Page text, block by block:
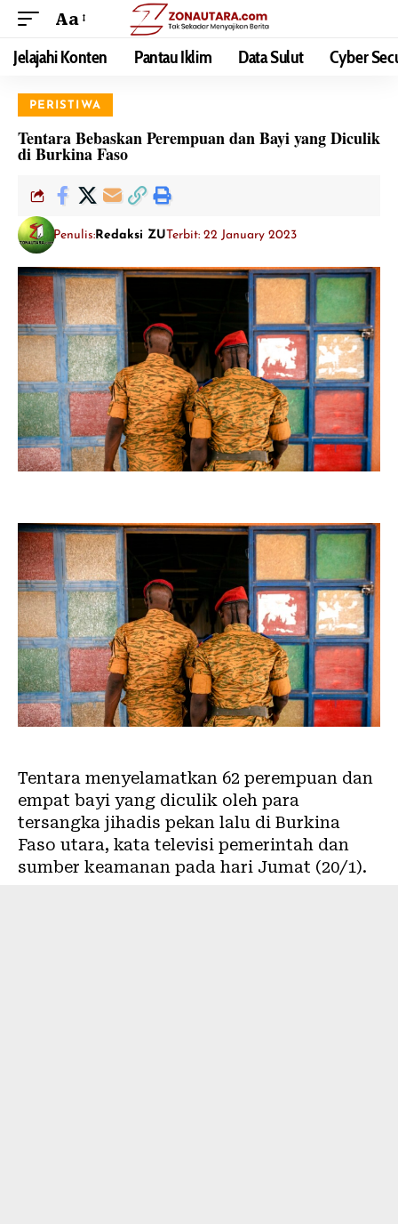
Aa
Jelajahi Konten Pantau Iklim Data Sulut Cyber
PERISTIWA
Tentara Bebaskan Perempuan dan Bayi yang Diculik
di Burkina Faso
Penulis: Redaksi ZUTerbit: 22 January 2023
Tentara menyelamatkan 62 perempuan dan
empat bayi yang diculik oleh para
tersangka jihadis pekan lalu di Burkina
Faso utara, kata televisi pemerintah dan
sumber keamanan pada hari Jumat (20/1).